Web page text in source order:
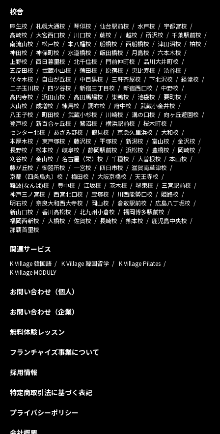
校舎
麻生校 札幌大通校 琴似校 仙台駅前校 水戸校
宇都宮校
高崎校
大宮西口校 川口校 蕨校 川越校 所沢校
千葉駅前校
南流山校
松戸校 本八幡校 船橋校 西船橋校 津田沼校
柏校
神田校
神保町校 水道橋校 飯田橋校 月島校
六本木校
上野校
西日暮里校 北千住校 門前仲町校
品川大井町校
五反田校
武蔵小山校 蒲田校 原宿校 恵比寿校
渋谷校
代々木校
自由が丘校 中目黒校 三軒茶屋校 下北沢校
経堂校
二子玉川校
四ツ谷校 新宿三丁目校 新宿西口校
中野校
高円寺校
浜田山校 高田馬場校 巣鴨校 池袋校
要町校
大山校
成増校 練馬校 調布校 府中校
武蔵小金井校
八王子校
町田校 武蔵小杉校 川崎校 溝の口校
向ヶ丘遊園校
登戸校
新百合ヶ丘校 鷺沼校 横浜駅前校
桜木町校
センター北校
あざみ野校 鶴見校 京急久里浜校
大和校
本厚木校
東戸塚校 藤沢校 平塚校 新潟校 富山校
金沢校
長野校
松本校 岐阜校 静岡駅前校 浜松校 豊橋校
岡崎校
刈谷校
金山校 名古屋（栄）校 千種校 大曽根校
本山校
藤が丘校
御器所校 一宮校 四日市校
滋賀南草津校
京都（四条烏丸）校
梅田校 大阪京橋校
天王寺校
難波(なんば)校
豊中校 江坂校 茨木校 堺東校
三宮駅前校
神戸三ノ宮校
西宮北口校 宝塚校 川西能勢口校
姫路校
明石校
奈良大和西大寺校 岡山校 倉敷駅前校
広島八丁堀校
新山口校
香川高松校 北九州小倉校
福岡博多駅前校
福岡西新校
大橋校 佐賀校 長崎校 熊本校
鹿児島中央校
那覇首里校
関連サービス
K Village 韓国語 K Village 韓国留学
K Village Pilates
K Village MODULY
お問い合わせ（個人）
お問い合わせ（企業）
無料体験レッスン
フランチャイズ事業について
採用情報
特定商取引法に基づく表記
プライバシーポリシー